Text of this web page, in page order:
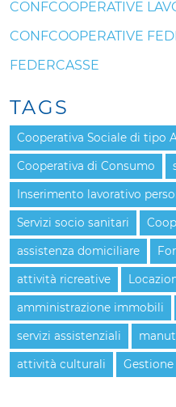
CONFCOOPERATIVE
CONFCOOPERATIVE
FEDERCASSE
TAGS
Cooperativa Sociale di tipo
Cooperativa di Consumo
Inserimento lavorativo
Servizi socio sanitari
assistenza domiciliare
attività ricreative
amministrazione immobili
servizi assistenziali
attività culturali